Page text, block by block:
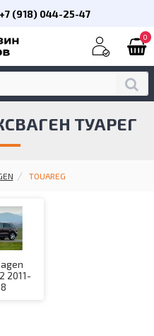
+7 (918) 044-25-47
0
TOUAREG
ТУАРЕГ
2011-